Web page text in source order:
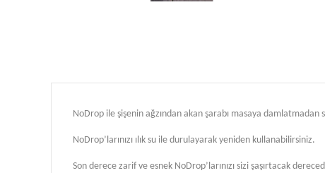
NoDrop ile şişenin ağzından akan şarabı masaya damlatmadan
NoDrop’larınızı ılık su ile durulayarak yeniden kullanabilirsiniz.
Son derece zarif ve esnek NoDrop’larınızı sizi şaşırtacak